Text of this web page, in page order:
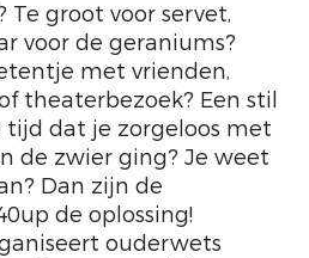
Te groot voor servet,
voor de geraniums?
met vrienden,
theaterbezoek? Een stil
tijd dat je zorgeloos met
de zwier ging? Je weet
Dan zijn de
de oplossing!
ouderwets